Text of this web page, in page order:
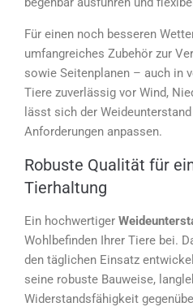
Für einen noch besseren
umfangreiches Zubehör zur
sowie Seitenplanen – auch in
Tiere zuverlässig vor Wind,
lässt sich der
Anforderungen anpassen.
Robuste Qualität für
Tierhaltung
Ein hochwertiger
Wohlbefinden Ihrer Tiere bei.
den täglichen Einsatz
seine robuste Bauweise,
Widerstandsfähigkeit